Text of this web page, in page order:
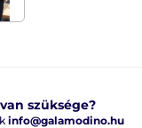
szüksége?
info@galamodino.hu